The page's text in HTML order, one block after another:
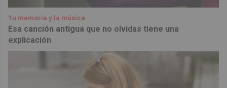
Tu memoria y la música
Esa canción antigua que no olvidas tiene una
explicación